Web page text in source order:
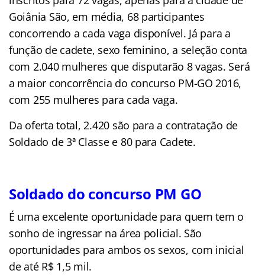
Goiânia São, em média, 68 participantes
concorrendo a cada vaga disponível. Já para a
função de cadete, sexo feminino, a seleção conta
com 2.040 mulheres que disputarão 8 vagas. Será
a maior concorrência do concurso PM-GO 2016,
com 255 mulheres para cada vaga.
Da oferta total, 2.420 são para a contratação de
Soldado de 3ª Classe e 80 para Cadete.
Soldado do concurso PM GO
É uma excelente oportunidade para quem tem o
sonho de ingressar na área policial. São
oportunidades para ambos os sexos, com inicial
de até R$ 1,5 mil.